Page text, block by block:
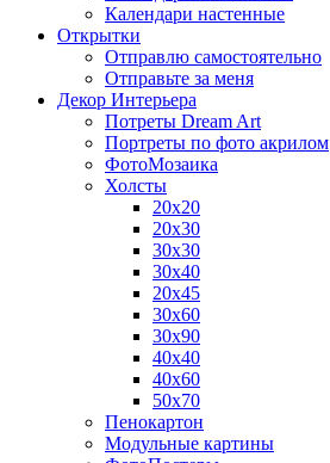
Календари настенные
Открытки
Отправлю самостоятельно
Отправьте за меня
Декор Интерьера
Потреты Dream Art
Портреты по фото акрилом
ФотоМозаика
Холсты
20х20
20х30
30х30
30х40
20х45
30х60
30х90
40х40
40х60
50х70
Пенокартон
Модульные картины